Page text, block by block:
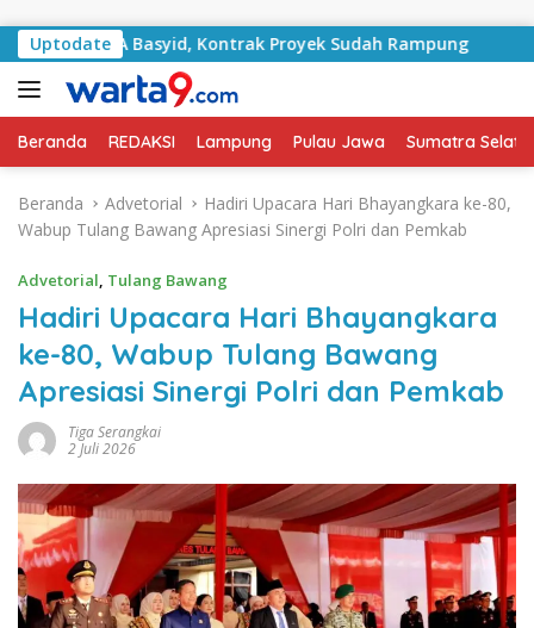
Uptodate
RA Basyid, Kontrak Proyek Sudah Rampung
Beranda REDAKSI Lampung Pulau Jawa Sumatra
Beranda Advetorial
Hadiri Upacara Hari Bhayangkara ke-80,
Wabup Tulang Bawang Apresiasi Sinergi Polri dan Pemkab
Advetorial, Tulang Bawang
Hadiri Upacara Hari Bhayangkara
ke-80, Wabup Tulang Bawang
Apresiasi Sinergi Polri dan Pemkab
Tiga Serangkai
2 Juli 2026